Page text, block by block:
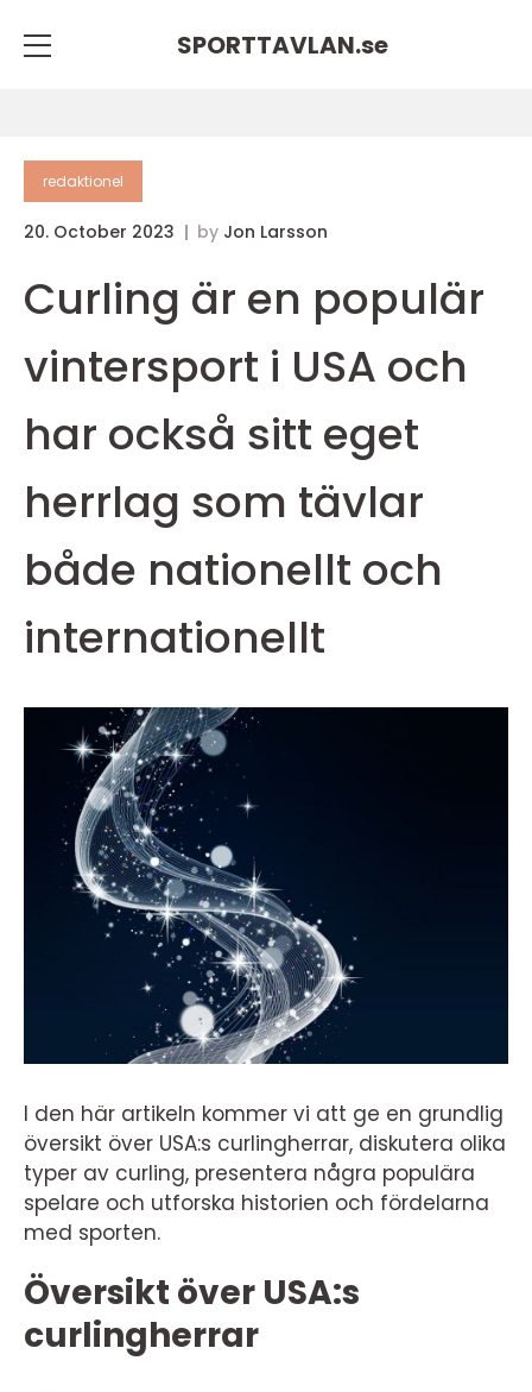
SPORTTAVLAN.se
redaktionel
20. October 2023 by Jon Larsson
Curling är en populär
vintersport i USA och
har också sitt eget
herrlag som tävlar
både nationellt och
internationellt
I den här artikeln kommer vi att ge en grundlig
översikt över USA:s curlingherrar, diskutera olika
typer av curling, presentera några populära
spelare och utforska historien och fördelarna
med sporten.
Översikt över USA:s
curlingherrar